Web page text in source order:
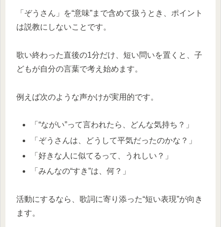
「ぞうさん」を“意味”まで含めて扱うとき、ポイント
は説教にしないことです。
歌い終わった直後の1分だけ、短い問いを置くと、子
どもが自分の言葉で考え始めます。
例えば次のような声かけが実用的です。
「“ながい”って言われたら、どんな気持ち？」
「ぞうさんは、どうして平気だったのかな？」
「好きな人に似てるって、うれしい？」
「みんなの“すき”は、何？」
活動にするなら、歌詞に寄り添った“短い表現”が向き
ます。